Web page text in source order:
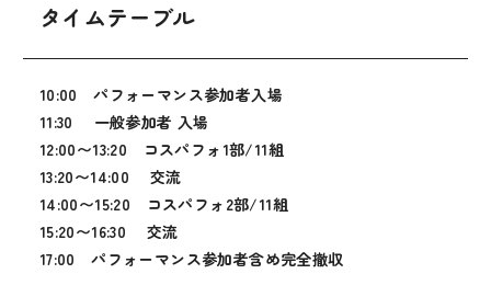
タイムテーブル
10:00 パフォーマンス参加者入場
11:30 一般参加者 入場
12:00〜13:20 コスパフォ1部/11組
13:20〜14:00 交流
14:00〜15:20 コスパフォ2部/11組
15:20〜16:30 交流
17:00 パフォーマンス参加者含め完全撤収